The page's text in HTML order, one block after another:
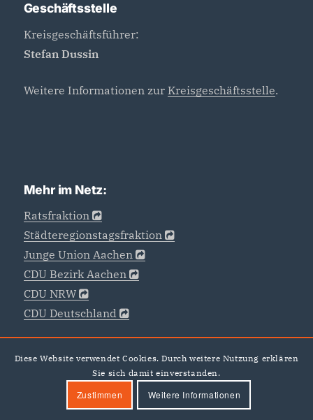
Geschäftsstelle
Kreisgeschäftsführer:
Stefan Dussin
Weitere Informationen zur Kreisgeschäftsstelle.
Mehr im Netz:
Ratsfraktion
Städteregionstagsfraktion
Junge Union Aachen
CDU Bezirk Aachen
CDU NRW
CDU Deutschland
Diese Website verwendet Cookies. Durch weitere Nutzung erklären
Sie sich damit einverstanden.
Zustimmen Weitere Informationen